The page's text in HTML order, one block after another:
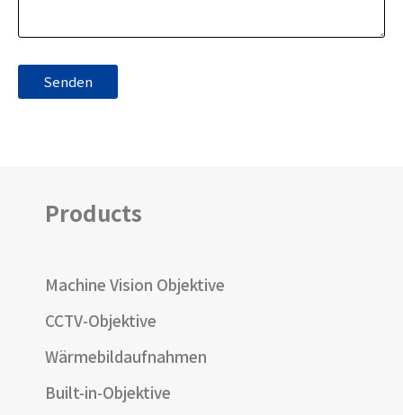
Products
Machine Vision Objektive
CCTV-Objektive
Wärmebildaufnahmen
Built-in-Objektive